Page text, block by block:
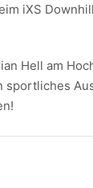
iXS
Hell am
sportliches